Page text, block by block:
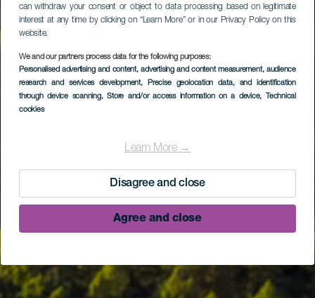
can withdraw your consent or object to data processing based on legitimate
interest at any time by clicking on “Learn More” or in our Privacy Policy on this
website.
We and our partners process data for the following purposes:
Personalised advertising and content, advertising and content measurement, audience
research and services development, Precise geolocation data, and identification
through device scanning, Store and/or access information on a device, Technical
cookies
Learn More →
Disagree and close
Agree and close